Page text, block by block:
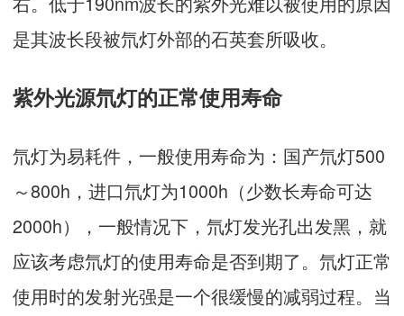
是其波长段被氘灯外部的石英套所吸收。
紫外光源氘灯的正常使用寿命
氘灯为易耗件，一般使用寿命为：国产氘灯500
～800h，进口氘灯为1000h（少数长寿命可达
2000h），一般情况下，氘灯发光孔出发黑，就
应该考虑氘灯的使用寿命是否到期了。氘灯正常
使用时的发射光强是一个很缓慢的减弱过程。当